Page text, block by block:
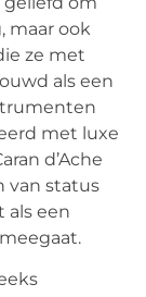
maar ook
ze met
als een
met luxe
d’Ache
van status
als een